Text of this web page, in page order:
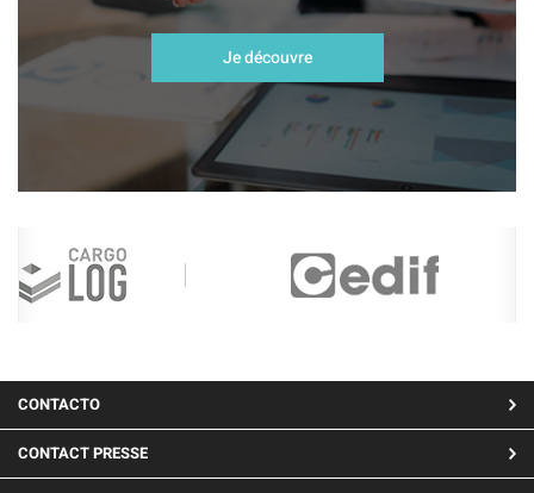
Je découvre
MENU
PIED
CONTACTO
CONTACT PRESSE